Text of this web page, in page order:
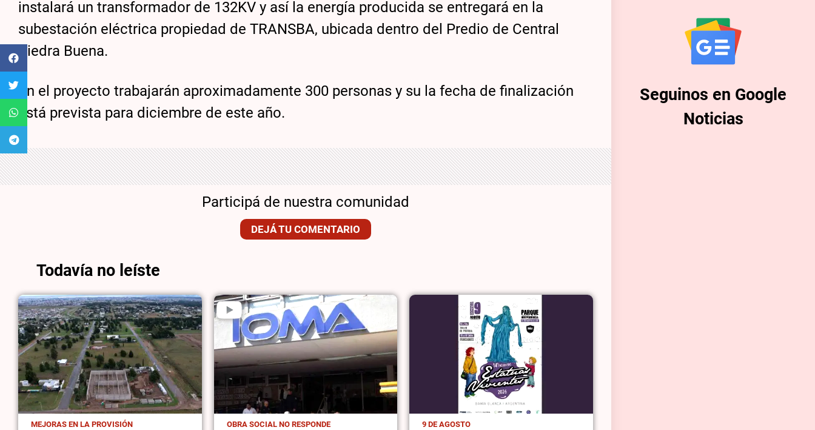
instalará un transformador de 132KV y así la energía producida se entregará en la
subestación eléctrica propiedad de TRANSBA, ubicada dentro del Predio de Central
Piedra Buena.
En el proyecto trabajarán aproximadamente 300 personas y su la fecha de finalización
está prevista para diciembre de este año.
Participá de nuestra comunidad
DEJÁ TU COMENTARIO
Todavía no leíste
MEJORAS EN LA PROVISIÓN OBRA SOCIAL NO RESPONDE 9 DE AGOSTO
Seguinos en Google
Noticias